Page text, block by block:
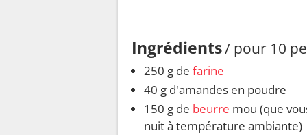
Ingrédients/ pour 10
250 g de farine
40 g d'amandes en poudre
150 g de beurre mou (que
nuit à température ambiante)